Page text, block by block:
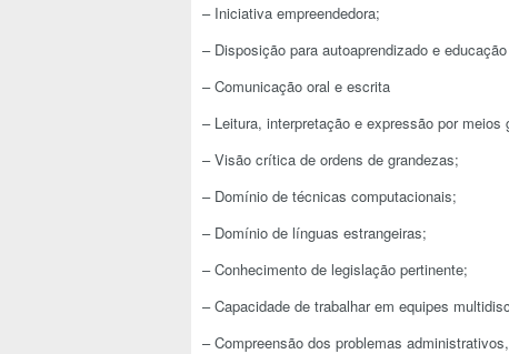
– Iniciativa empreendedora;
– Disposição para autoaprendizado e
– Comunicação oral e escrita
– Leitura, interpretação e expressão por meios
– Visão crítica de ordens de grandezas;
– Domínio de técnicas computacionais;
– Domínio de línguas estrangeiras;
– Conhecimento de legislação pertinente;
– Capacidade de trabalhar em equipes
– Compreensão dos problemas